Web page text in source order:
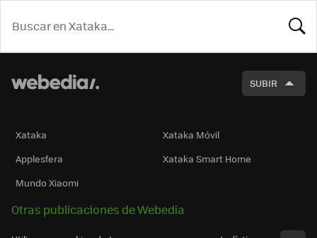
SUBIR
Xataka
Xataka Móvil
Applesfera
Xataka Smart Home
Mundo Xiaomi
Otras publicaciones de Webedia